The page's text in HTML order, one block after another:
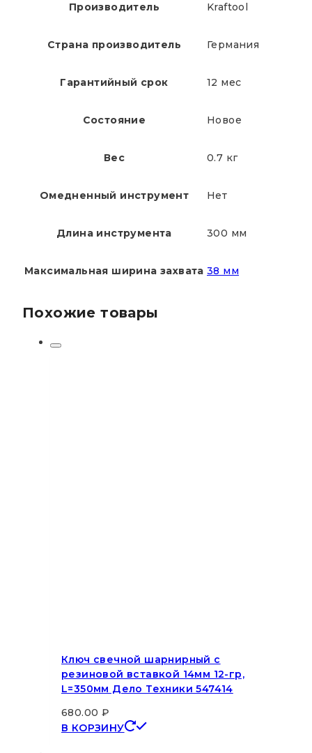
Производитель Kraftool
Страна производитель Германия
Гарантийный срок 12 мес
Состояние Новое
Вес 0.7 кг
Омедненный инструмент Нет
Длина инструмента 300 мм
Максимальная ширина захвата 38 мм
Похожие товары
Ключ свечной шарнирный с
резиновой вставкой 14мм 12-гр,
L=350мм Дело Техники 547414
680.00 ₽
В КОРЗИНУ